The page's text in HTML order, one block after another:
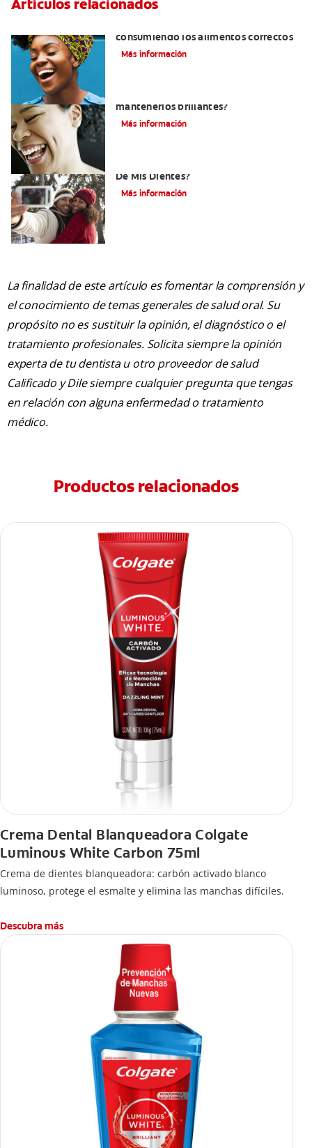
Artículos relacionados
consumiendo los alimentos correctos
Más información
mantenerlos brillantes?
Más información
De Mis Dientes?
Más información
La finalidad de este artículo es fomentar la comprensión y
el conocimiento de temas generales de salud oral. Su
propósito no es sustituir la opinión, el diagnóstico o el
tratamiento profesionales. Solicita siempre la opinión
experta de tu dentista u otro proveedor de salud
Calificado y Dile siempre cualquier pregunta que tengas
en relación con alguna enfermedad o tratamiento
médico.
Productos relacionados
Crema Dental Blanqueadora Colgate
Luminous White Carbon 75ml
Crema de dientes blanqueadora: carbón activado blanco
luminoso, protege el esmalte y elimina las manchas difíciles.
Descubra más